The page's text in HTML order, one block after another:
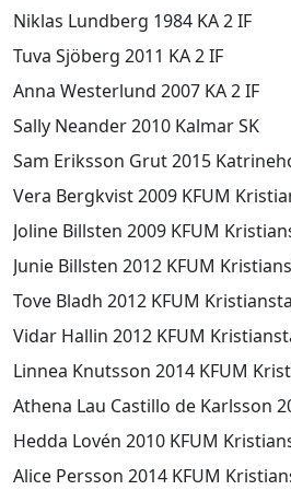
Niklas Lundberg 1984 KA 2 IF
Tuva Sjöberg 2011 KA 2 IF
Anna Westerlund 2007 KA 2 IF
Sally Neander 2010 Kalmar SK
Sam Eriksson Grut 2015
Vera Bergkvist 2009 KFUM
Joline Billsten 2009 KFUM
Junie Billsten 2012 KFUM
Tove Bladh 2012 KFUM
Vidar Hallin 2012 KFUM
Linnea Knutsson 2014 KFUM
Athena Lau Castillo de Karlsson
Hedda Lovén 2010 KFUM
Alice Persson 2014 KFUM